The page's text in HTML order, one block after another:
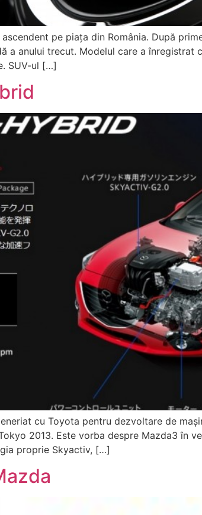
pe piaţa din România. După
a anului trecut. Modelul care a
SUV-ul […]
cu Toyota pentru dezvoltare de
2013. Este vorba despre Mazda3 în
proprie Skyactiv, […]